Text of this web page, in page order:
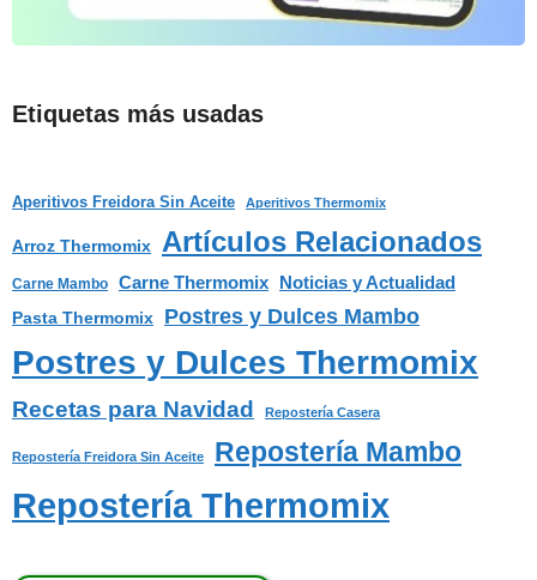
Etiquetas más usadas
Aperitivos Freidora Sin Aceite Aperitivos Thermomix
Arroz Thermomix Artículos Relacionados
Carne Mambo Carne Thermomix Noticias y Actualidad
Pasta Thermomix Postres y Dulces Mambo
Postres y Dulces Thermomix
Recetas para Navidad Repostería Casera
Repostería Freidora Sin Aceite Repostería Mambo
Repostería Thermomix